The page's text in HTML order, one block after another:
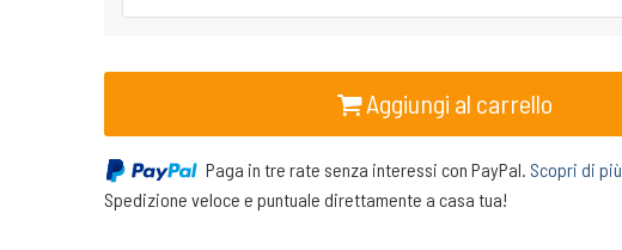
Aggiungi al carrello
Paga in tre rate senza interessi con PayPal. Scopri di più
Spedizione veloce e puntuale direttamente a casa tua!